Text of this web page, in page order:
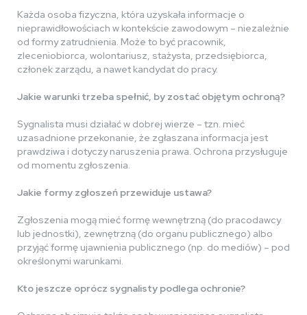
Każda osoba fizyczna, która uzyskała informacje o
nieprawidłowościach w kontekście zawodowym – niezależnie
od formy zatrudnienia. Może to być pracownik,
zleceniobiorca, wolontariusz, stażysta, przedsiębiorca,
członek zarządu, a nawet kandydat do pracy.
Jakie warunki trzeba spełnić, by zostać objętym ochroną?
Sygnalista musi działać w dobrej wierze – tzn. mieć
uzasadnione przekonanie, że zgłaszana informacja jest
prawdziwa i dotyczy naruszenia prawa. Ochrona przysługuje
od momentu zgłoszenia.
Jakie formy zgłoszeń przewiduje ustawa?
Zgłoszenia mogą mieć formę wewnętrzną (do pracodawcy
lub jednostki), zewnętrzną (do organu publicznego) albo
przyjąć formę ujawnienia publicznego (np. do mediów) – pod
określonymi warunkami.
Kto jeszcze oprócz sygnalisty podlega ochronie?